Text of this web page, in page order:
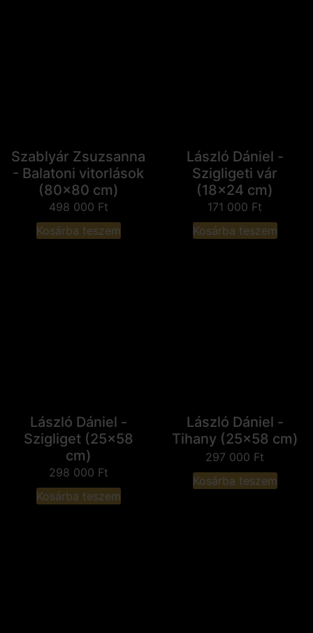
Szablyár Zsuzsanna
- Balatoni vitorlások
(80x80 cm)
498 000 Ft
Kosárba teszem
László Dániel -
Szigligeti vár
(18x24 cm)
171 000 Ft
Kosárba teszem
László Dániel -
Szigliget (25x58
cm)
298 000 Ft
Kosárba teszem
László Dániel -
Tihany (25x58 cm)
297 000 Ft
Kosárba teszem